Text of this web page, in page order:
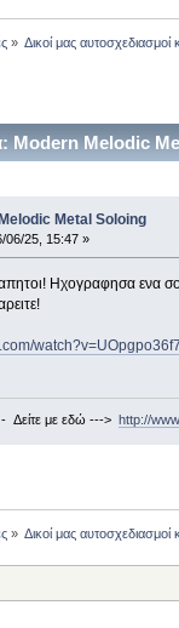
» Δικοί μας αυτοσχεδιασμοί
Modern Melodic
Metal Soloing
06/25, 15:47 »
Ηχογραφησα ενα
με εδώ ---> http://
» Δικοί μας αυτοσχεδιασμοί